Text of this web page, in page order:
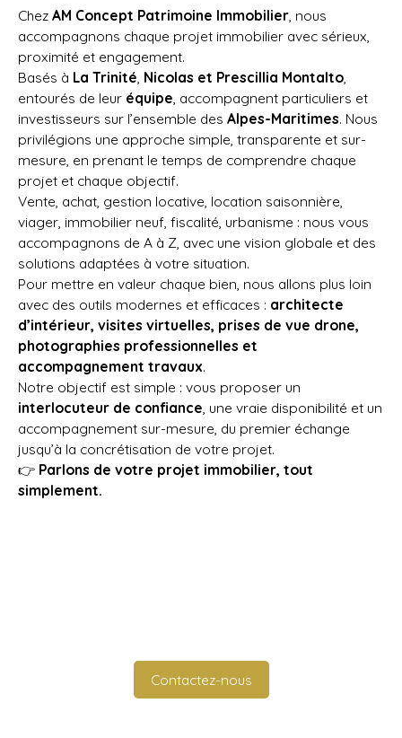
Chez AM Concept Patrimoine Immobilier, nous
accompagnons chaque projet immobilier avec sérieux,
proximité et engagement.
Basés à La Trinité, Nicolas et Prescillia Montalto,
entourés de leur équipe, accompagnent particuliers et
investisseurs sur l’ensemble des Alpes-Maritimes. Nous
privilégions une approche simple, transparente et sur-
mesure, en prenant le temps de comprendre chaque
projet et chaque objectif.
Vente, achat, gestion locative, location saisonnière,
viager, immobilier neuf, fiscalité, urbanisme : nous vous
accompagnons de A à Z, avec une vision globale et des
solutions adaptées à votre situation.
Pour mettre en valeur chaque bien, nous allons plus loin
avec des outils modernes et efficaces : architecte
d’intérieur, visites virtuelles, prises de vue drone,
photographies professionnelles et
accompagnement travaux.
Notre objectif est simple : vous proposer un
interlocuteur de confiance, une vraie disponibilité et un
accompagnement sur-mesure, du premier échange
jusqu’à la concrétisation de votre projet.
👉 Parlons de votre projet immobilier, tout
simplement.
Contactez-nous